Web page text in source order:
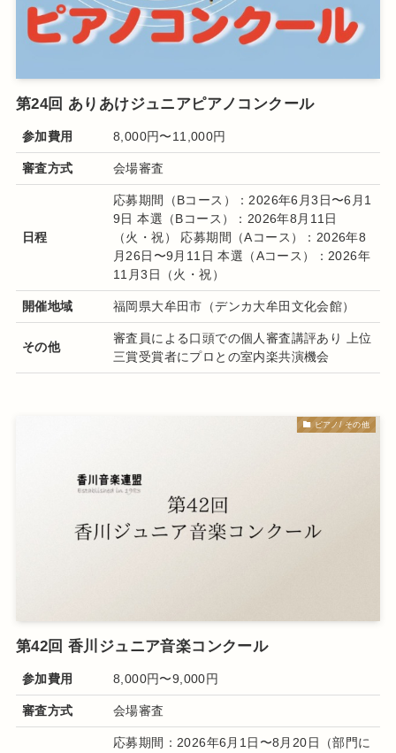
第24回 ありあけジュニアピアノコンクール
参加費用 8,000円〜11,000円
審査方式 会場審査
日程
応募期間（Bコース）：2026年6月3日〜6月1
9日 本選（Bコース）：2026年8月11日
（火・祝）
応募期間（Aコース）：2026年8
月26日〜9月11日 本選（Aコース）：2026年
11月3日（火・祝）
開催地域 福岡県大牟田市（デンカ大牟田文化会館）
その他
審査員による口頭での個人審査講評あり 上位
三賞受賞者にプロとの室内楽共演機会
ピアノ/ その他
第42回 香川ジュニア音楽コンクール
参加費用 8,000円〜9,000円
審査方式 会場審査
応募期間：2026年6月1日〜8月20日（部門に